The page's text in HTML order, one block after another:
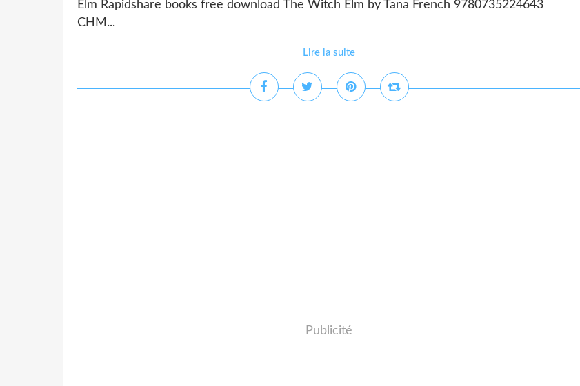
Elm Rapidshare books free download The Witch Elm by Tana French 9780735224643
CHM...
Lire la suite
Publicité